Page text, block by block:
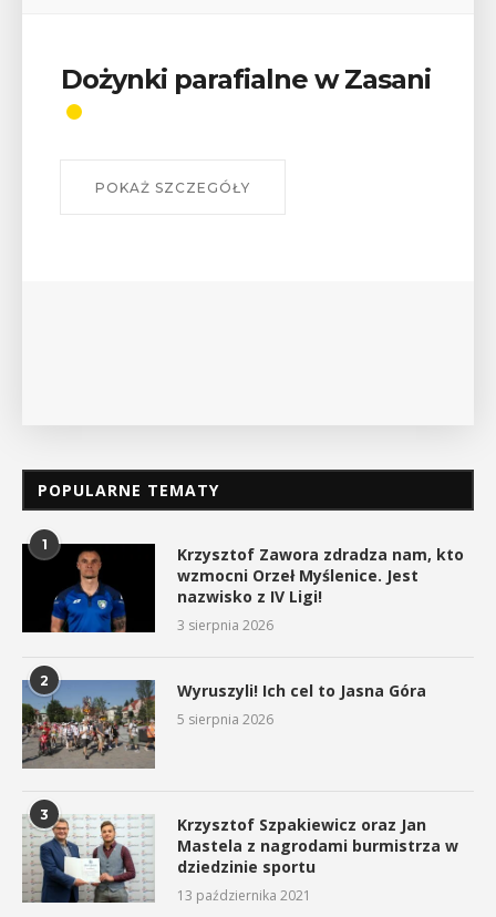
Wykład „Jak zdobyć
odznaki na myślenickich
W środę 12 sierpnia o godz. 17 w Miejskiej
POPULARNE TEMATY
1
Krzysztof Zawora zdradza nam, kto
wzmocni Orzeł Myślenice. Jest
nazwisko z IV Ligi!
3 sierpnia 2026
2 Wyruszyli! Ich cel to Jasna Góra
5 sierpnia 2026
3
Krzysztof Szpakiewicz oraz Jan
Mastela z nagrodami burmistrza w
dziedzinie sportu
13 października 2021